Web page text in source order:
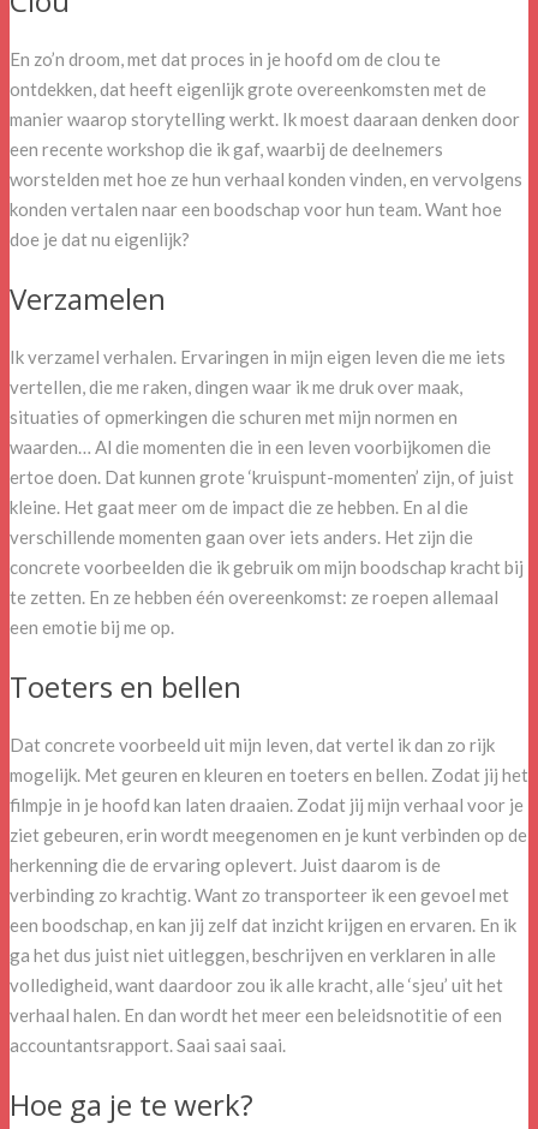
En zo’n droom, met dat proces in je hoofd om de clou te
ontdekken, dat heeft eigenlijk grote overeenkomsten met de
manier waarop storytelling werkt. Ik moest daaraan denken door
een recente workshop die ik gaf, waarbij de deelnemers
worstelden met hoe ze hun verhaal konden vinden, en vervolgens
konden vertalen naar een boodschap voor hun team. Want hoe
doe je dat nu eigenlijk?
Verzamelen
Ik verzamel verhalen. Ervaringen in mijn eigen leven die me iets
vertellen, die me raken, dingen waar ik me druk over maak,
situaties of opmerkingen die schuren met mijn normen en
waarden… Al die momenten die in een leven voorbijkomen die
ertoe doen. Dat kunnen grote ‘kruispunt-momenten’ zijn, of juist
kleine. Het gaat meer om de impact die ze hebben. En al die
verschillende momenten gaan over iets anders. Het zijn die
concrete voorbeelden die ik gebruik om mijn boodschap kracht bij
te zetten. En ze hebben één overeenkomst: ze roepen allemaal
een emotie bij me op.
Toeters en bellen
Dat concrete voorbeeld uit mijn leven, dat vertel ik dan zo rijk
mogelijk. Met geuren en kleuren en toeters en bellen. Zodat jij het
filmpje in je hoofd kan laten draaien. Zodat jij mijn verhaal voor je
ziet gebeuren, erin wordt meegenomen en je kunt verbinden op de
herkenning die de ervaring oplevert. Juist daarom is de
verbinding zo krachtig. Want zo transporteer ik een gevoel met
een boodschap, en kan jij zelf dat inzicht krijgen en ervaren. En ik
ga het dus juist niet uitleggen, beschrijven en verklaren in alle
volledigheid, want daardoor zou ik alle kracht, alle ‘sjeu’ uit het
verhaal halen. En dan wordt het meer een beleidsnotitie of een
accountantsrapport. Saai saai saai.
Hoe ga je te werk?